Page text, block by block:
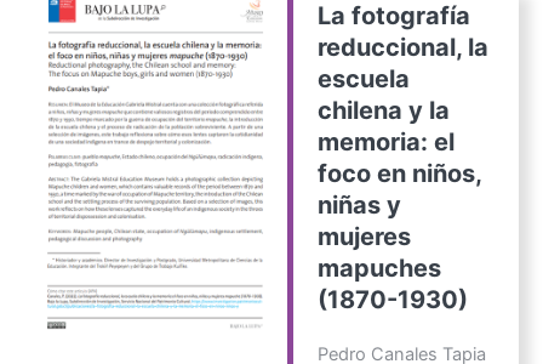
La fotografía
reduccional, la
escuela
chilena y la
memoria: el
foco en niños,
niñas y
mujeres
mapuches
(1870-1930)
Pedro Canales Tapia